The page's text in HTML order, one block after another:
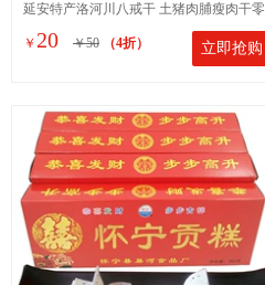
延安特产洛河川八戒干 土猪肉脯瘦肉干零
食 一盒12g*20袋开袋即食
￥ 20 ￥50 （4折） 立即抢购